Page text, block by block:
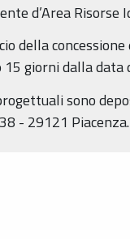
d’Area Risorse
della
giorni dalla data
sono
- 29121 Piacenza.